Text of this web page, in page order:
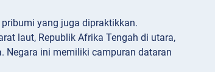
yang juga dipraktikkan.
laut, Republik Afrika Tengah di utara,
Negara ini memiliki campuran dataran